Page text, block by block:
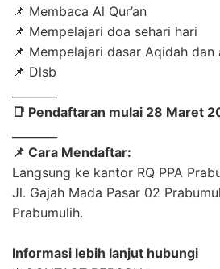
📌 Membaca Al Qur’an
📌 Mempelajari doa sehari hari
📌 Mempelajari dasar Aqidah dan
📌 Dlsb
📑 Pendaftaran mulai 28 Maret
📌 Cara Mendaftar:
Langsung ke kantor RQ PPA
Jl. Gajah Mada Pasar 02
Prabumulih.
Informasi lebih lanjut hubungi